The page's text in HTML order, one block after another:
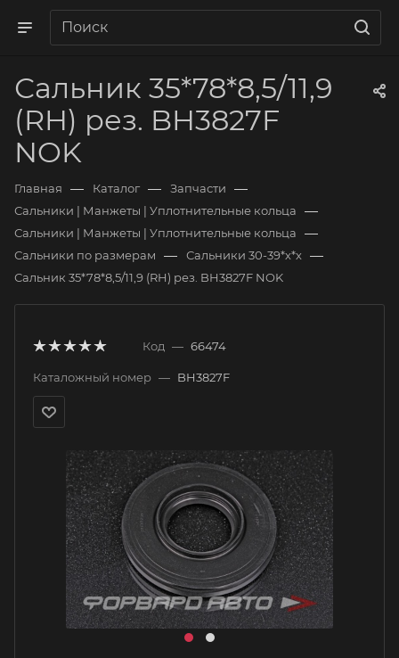
Сальник 35*78*8,5/11,9
(RH) рез. BH3827F
NOK
Главная — Каталог — Запчасти —
Сальники | Манжеты | Уплотнительные кольца —
Сальники | Манжеты | Уплотнительные кольца —
Сальники по размерам — Сальники 30-39*х*х —
Сальник 35*78*8,5/11,9 (RH) рез. BH3827F NOK
Код — 66474
Каталожный номер — BH3827F